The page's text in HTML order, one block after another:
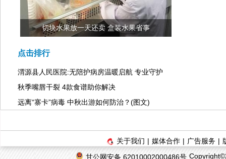
切块水果放一天还卖 盒装水果省事
点击排行
渭源县人民医院:无陪护病房温暖启航 专业守护
秋季嘴唇干裂 4款食谱助你解决
远离“寨卡”病毒 中秋出游如何防治？(图文)
关于我们 | 媒体合作 | 广告服务 |
甘公网安备 62010002000486号